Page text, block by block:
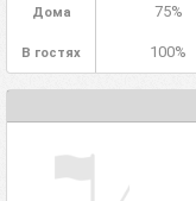
Дома 75%
В гостях 100%